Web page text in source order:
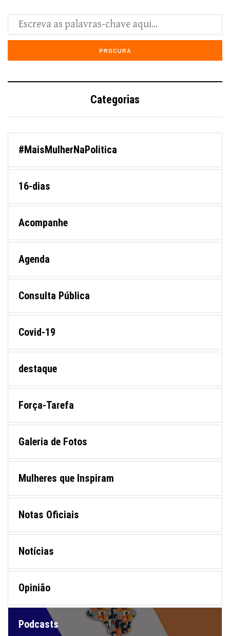
Categorias
#MaisMulherNaPolitica
16-dias
Acompanhe
Agenda
Consulta Pública
Covid-19
destaque
Força-Tarefa
Galeria de Fotos
Mulheres que Inspiram
Notas Oficiais
Notícias
Opinião
Podcasts